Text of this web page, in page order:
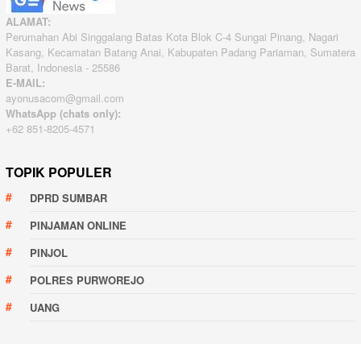
ALAMAT:
Perumahan Abi Singgalang Batas Kota Blok C-4 Sungai Pinang, Nagari
Kasang, Kecamatan Batang Anai, Kabupaten Padang Pariaman, Sumatera
Barat, Indonesia - 25586
E-MAIL:
ayonusacom@gmail.com
WhatsApp (chats only):
+62 851-8205-4571
TOPIK POPULER
DPRD SUMBAR
PINJAMAN ONLINE
PINJOL
POLRES PURWOREJO
UANG